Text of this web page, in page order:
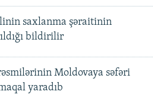
saxlanma şəraitinin
bildirilir
Moldovaya səfəri
yaradıb